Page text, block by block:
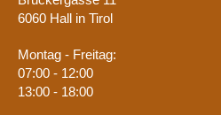
6060 Hall in Tirol
Montag - Freitag:
07:00 - 12:00
13:00 - 18:00